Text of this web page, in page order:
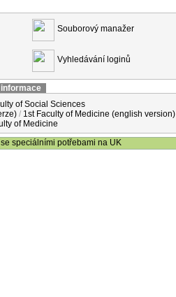
Souborový manažer
Vyhledávání loginů
of Social Sciences
/ 1st Faculty of Medicine (english version)
of Medicine
speciálními potřebami na UK